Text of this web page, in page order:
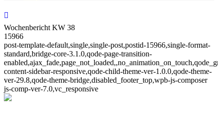
Wochenbericht KW 38
15966
post-template-default,single,single-post,postid-15966,single-format-
standard,bridge-core-3.1.0,qode-page-transition-
content-sidebar-responsive,qode-child-theme-ver-1.0.0,qode-theme-
ver-29.8,qode-theme-bridge,disabled_footer_top,wpb-js-composer
js-comp-ver-7.0,vc_responsive